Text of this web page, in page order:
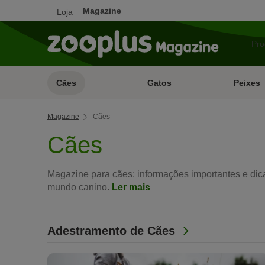
Loja Magazine
Cães Gatos Peixes
Magazine Cães
Cães
Magazine para cães: informações importantes e
mundo canino. Ler mais
Adestramento de Cães